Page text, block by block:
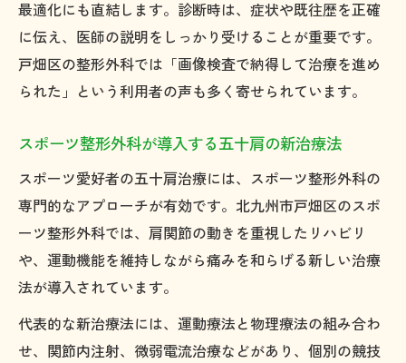
最適化にも直結します。診断時は、症状や既往歴を正確
に伝え、医師の説明をしっかり受けることが重要です。
戸畑区の整形外科では「画像検査で納得して治療を進め
られた」という利用者の声も多く寄せられています。
スポーツ整形外科が導入する五十肩の新治療法
スポーツ愛好者の五十肩治療には、スポーツ整形外科の
専門的なアプローチが有効です。北九州市戸畑区のスポ
ーツ整形外科では、肩関節の動きを重視したリハビリ
や、運動機能を維持しながら痛みを和らげる新しい治療
法が導入されています。
代表的な新治療法には、運動療法と物理療法の組み合わ
せ、関節内注射、微弱電流治療などがあり、個別の競技